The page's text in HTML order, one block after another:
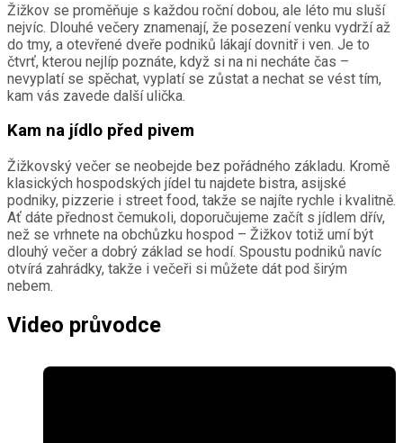
Žižkov se proměňuje s každou roční dobou, ale léto mu sluší
nejvíc. Dlouhé večery znamenají, že posezení venku vydrží až
do tmy, a otevřené dveře podniků lákají dovnitř i ven. Je to
čtvrť, kterou nejlíp poznáte, když si na ni necháte čas –
nevyplatí se spěchat, vyplatí se zůstat a nechat se vést tím,
kam vás zavede další ulička.
Kam na jídlo před pivem
Žižkovský večer se neobejde bez pořádného základu. Kromě
klasických hospodských jídel tu najdete bistra, asijské
podniky, pizzerie i street food, takže se najíte rychle i kvalitně.
Ať dáte přednost čemukoli, doporučujeme začít s jídlem dřív,
než se vrhnete na obchůzku hospod – Žižkov totiž umí být
dlouhý večer a dobrý základ se hodí. Spoustu podniků navíc
otvírá zahrádky, takže i večeři si můžete dát pod širým
nebem.
Video průvodce